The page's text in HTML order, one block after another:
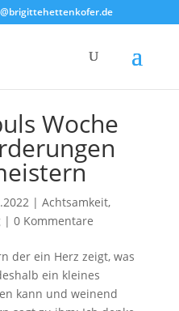
Woche
| Achtsamkeit,
| 0 Kommentare